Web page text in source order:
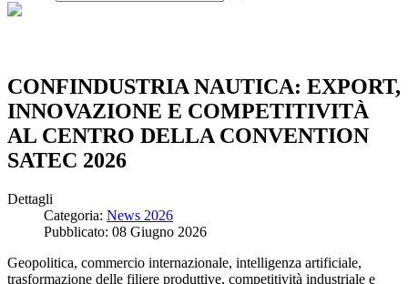
CONFINDUSTRIA NAUTICA: EXPORT,
INNOVAZIONE E COMPETITIVITÀ
AL CENTRO DELLA CONVENTION
SATEC 2026
Dettagli
Categoria: News 2026
Pubblicato: 08 Giugno 2026
Geopolitica, commercio internazionale, intelligenza artificiale,
trasformazione delle filiere produttive, competitività industriale e